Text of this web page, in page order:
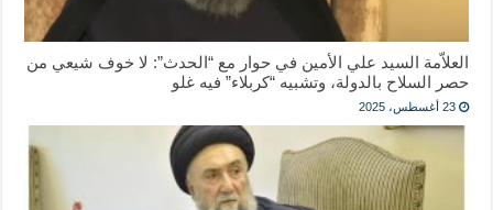
العلاّمة السيد علي الأمين في حوار مع “الحدث”: لا خوف شيعي من
حصر السلاح بالدولة، وتشبيه “كربلاء” فيه غلو
23 أغسطس، 2025